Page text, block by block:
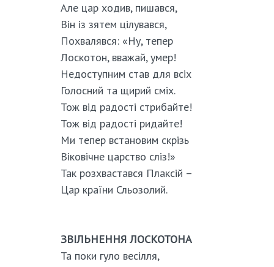
Але цар ходив, пишався,
Він із зятем цілувався,
Похвалявся: «Ну, тепер
Лоскотон, вважай, умер!
Недоступним став для всіх
Голосний та щирий сміх.
Тож від радості стрибайте!
Тож від радості ридайте!
Ми тепер встановим скрізь
Віковічне царство сліз!»
Так розхвастався Плаксій –
Цар країни Сльозолий.
ЗВІЛЬНЕННЯ ЛОСКОТОНА
Та поки гуло весілля,